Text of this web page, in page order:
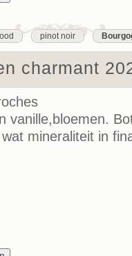
pinot noir
charmant
vanille,bloemen.
mineraliteit in